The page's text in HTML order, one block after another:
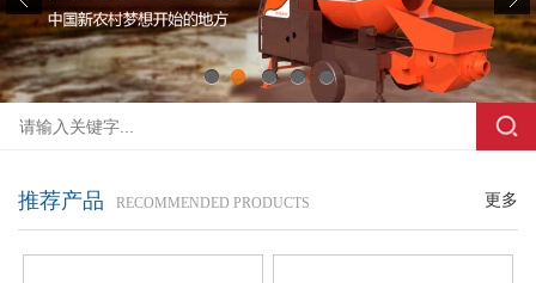
1 2 3
更多
推荐产品 RECOMMENDED PRODUCTS